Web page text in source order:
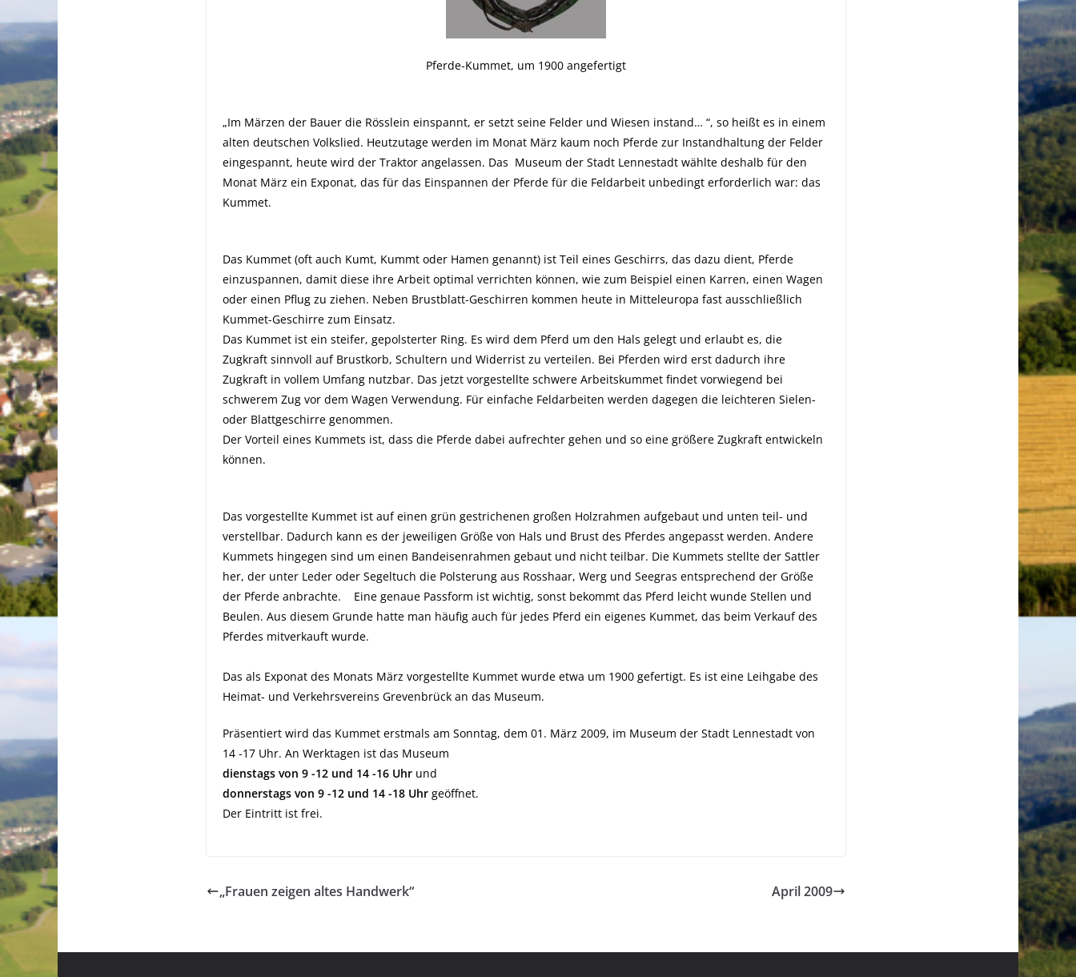
Pferde-Kummet, um 1900 angefertigt
„Im Märzen der Bauer die Rösslein einspannt, er setzt seine Felder und Wiesen instand… “, so heißt es in einem
alten deutschen Volkslied. Heutzutage werden im Monat März kaum noch Pferde zur Instandhaltung der Felder
eingespannt, heute wird der Traktor angelassen. Das Museum der Stadt Lennestadt wählte deshalb für den
Monat März ein Exponat, das für das Einspannen der Pferde für die Feldarbeit unbedingt erforderlich war: das
Kummet.
Das Kummet (oft auch Kumt, Kummt oder Hamen genannt) ist Teil eines Geschirrs, das dazu dient, Pferde
einzuspannen, damit diese ihre Arbeit optimal verrichten können, wie zum Beispiel einen Karren, einen Wagen
oder einen Pflug zu ziehen. Neben Brustblatt-Geschirren kommen heute in Mitteleuropa fast ausschließlich
Kummet-Geschirre zum Einsatz.
Das Kummet ist ein steifer, gepolsterter Ring. Es wird dem Pferd um den Hals gelegt und erlaubt es, die
Zugkraft sinnvoll auf Brustkorb, Schultern und Widerrist zu verteilen. Bei Pferden wird erst dadurch ihre
Zugkraft in vollem Umfang nutzbar. Das jetzt vorgestellte schwere Arbeitskummet findet vorwiegend bei
schwerem Zug vor dem Wagen Verwendung. Für einfache Feldarbeiten werden dagegen die leichteren Sielen-
oder Blattgeschirre genommen.
Der Vorteil eines Kummets ist, dass die Pferde dabei aufrechter gehen und so eine größere Zugkraft entwickeln
können.
Das vorgestellte Kummet ist auf einen grün gestrichenen großen Holzrahmen aufgebaut und unten teil- und
verstellbar. Dadurch kann es der jeweiligen Größe von Hals und Brust des Pferdes angepasst werden. Andere
Kummets hingegen sind um einen Bandeisenrahmen gebaut und nicht teilbar. Die Kummets stellte der Sattler
her, der unter Leder oder Segeltuch die Polsterung aus Rosshaar, Werg und Seegras entsprechend der Größe
der Pferde anbrachte.
Eine genaue Passform ist wichtig, sonst bekommt das Pferd leicht wunde Stellen und
Beulen. Aus diesem Grunde hatte man häufig auch für jedes Pferd ein eigenes Kummet, das beim Verkauf des
Pferdes mitverkauft wurde.
Das als Exponat des Monats März vorgestellte Kummet wurde etwa um 1900 gefertigt. Es ist eine Leihgabe des
Heimat- und Verkehrsvereins Grevenbrück an das Museum.
Präsentiert wird das Kummet erstmals am Sonntag, dem 01. März 2009, im Museum der Stadt Lennestadt von
14 -17 Uhr. An Werktagen ist das Museum
dienstags von 9 -12 und 14 -16 Uhr und
donnerstags von 9 -12 und 14 -18 Uhr geöffnet.
Der Eintritt ist frei.
„Frauen zeigen altes Handwerk“ April 2009